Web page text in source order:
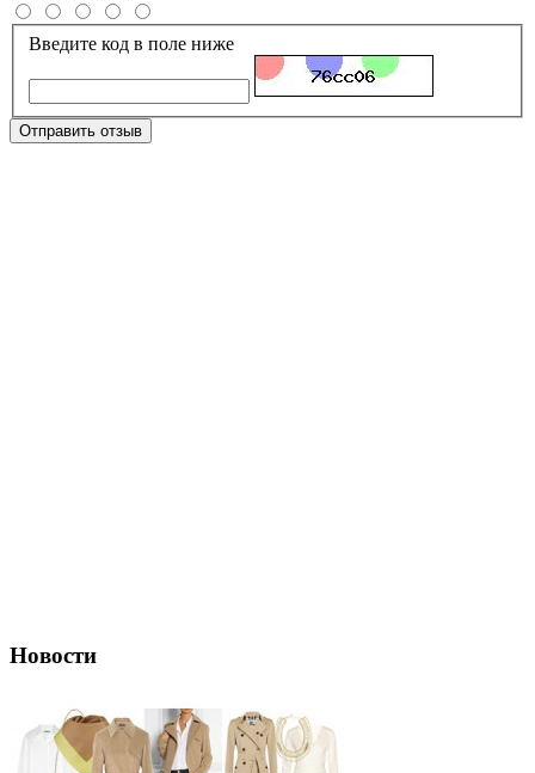
Введите код в поле ниже
Отправить отзыв
Новости